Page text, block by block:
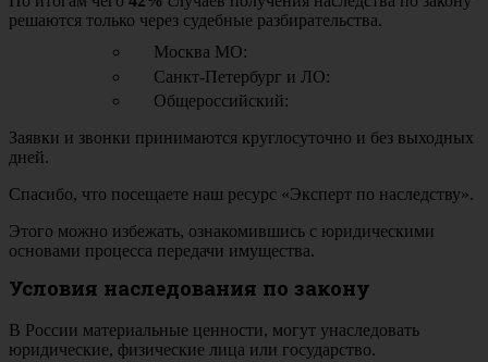
решаются только через судебные разбирательства.
Москва МО:
Санкт-Петербург и ЛО:
Общероссийский:
Заявки и звонки принимаются круглосуточно и без выходных
дней.
Спасибо, что посещаете наш ресурс «Эксперт по наследству».
Этого можно избежать, ознакомившись с юридическими
основами процесса передачи имущества.
Условия наследования по закону
В России материальные ценности, могут унаследовать
юридические, физические лица или государство.